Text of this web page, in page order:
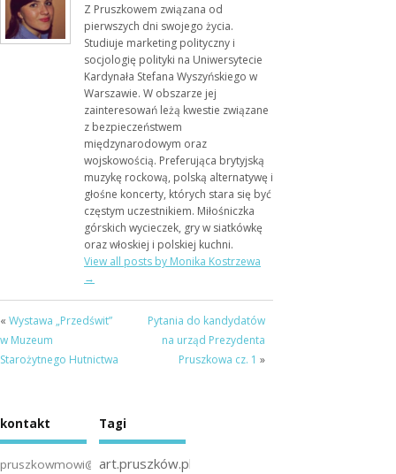
Z Pruszkowem związana od
pierwszych dni swojego życia.
Studiuje marketing polityczny i
socjologię polityki na Uniwersytecie
Kardynała Stefana Wyszyńskiego w
Warszawie. W obszarze jej
zainteresowań leżą kwestie związane
z bezpieczeństwem
międzynarodowym oraz
wojskowością. Preferująca brytyjską
muzykę rockową, polską alternatywę i
głośne koncerty, których stara się być
częstym uczestnikiem. Miłośniczka
górskich wycieczek, gry w siatkówkę
oraz włoskiej i polskiej kuchni.
View all posts by Monika Kostrzewa
→
« Wystawa „Przedświt”
w Muzeum
Starożytnego Hutnictwa
Pytania do kandydatów
na urząd Prezydenta
Pruszkowa cz. 1 »
kontakt
pruszkowmowi@gmail.com
Tagi
art.pruszków.pl